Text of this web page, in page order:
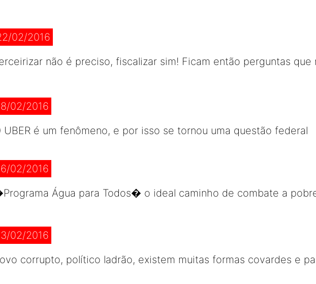
02/2016
não é preciso, fiscalizar sim! Ficam então perguntas que
02/2016
UBER é um fenômeno, e por isso se tornou uma questão federal
02/2016
Água para Todos� o ideal caminho de combate a
02/2016
corrupto, político ladrão, existem muitas formas covardes e